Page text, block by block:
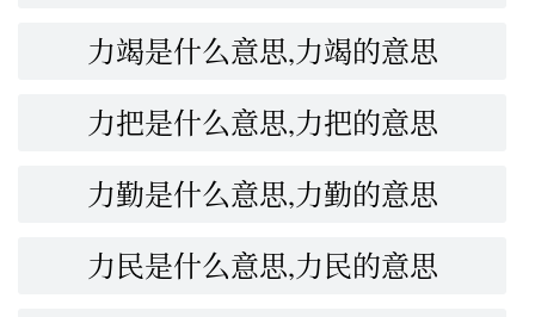
力竭是什么意思,力竭的意思
力把是什么意思,力把的意思
力勤是什么意思,力勤的意思
力民是什么意思,力民的意思